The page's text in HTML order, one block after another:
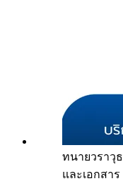
ทนายวราวุธ
และเอกสาร